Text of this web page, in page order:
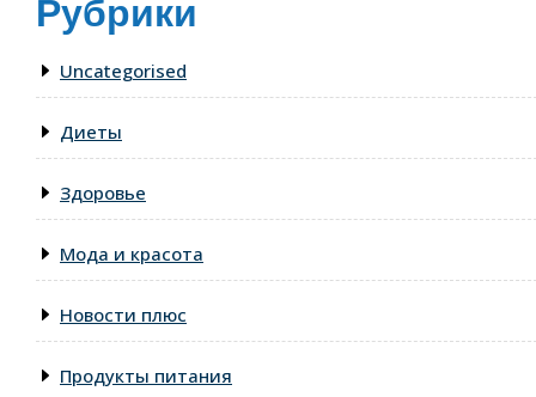
Рубрики
Uncategorised
Диеты
Здоровье
Мода и красота
Новости плюс
Продукты питания